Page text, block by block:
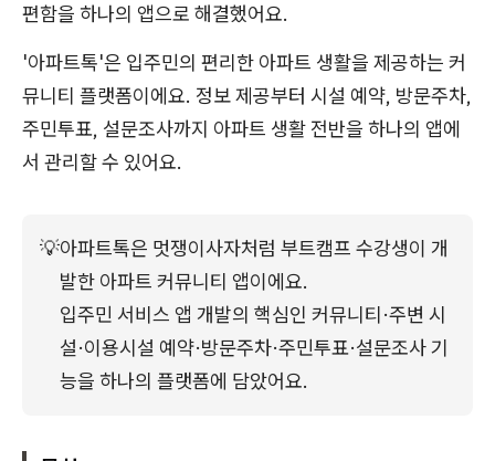
편함을 하나의 앱으로 해결했어요.
'아파트톡'은 입주민의 편리한 아파트 생활을 제공하는 커
뮤니티 플랫폼이에요. 정보 제공부터 시설 예약, 방문주차,
주민투표, 설문조사까지 아파트 생활 전반을 하나의 앱에
서 관리할 수 있어요.
💡아파트톡은 멋쟁이사자처럼 부트캠프 수강생이 개
발한 아파트 커뮤니티 앱이에요.
입주민 서비스 앱 개발의 핵심인 커뮤니티·주변 시
설·이용시설 예약·방문주차·주민투표·설문조사 기
능을 하나의 플랫폼에 담았어요.